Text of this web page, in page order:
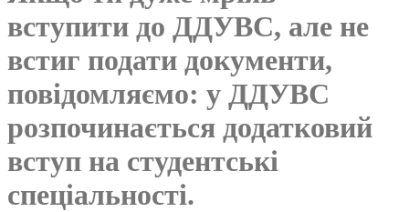
вступити до ДДУВС, але не
встиг подати документи,
повідомляємо: у ДДУВС
розпочинається додатковий
вступ на студентські
спеціальності.